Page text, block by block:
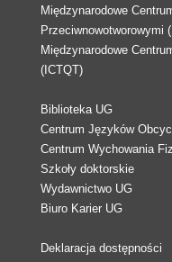
Międzynarodowe
Przeciwnowotworowymi
Międzynarodowe
(ICTQT)
Biblioteka UG
Centrum Języków
Centrum Wychowania
Szkoły doktorskie
Wydawnictwo UG
Biuro Karier UG
Deklaracja dostępności